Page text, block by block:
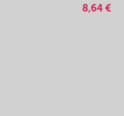
8,64 €